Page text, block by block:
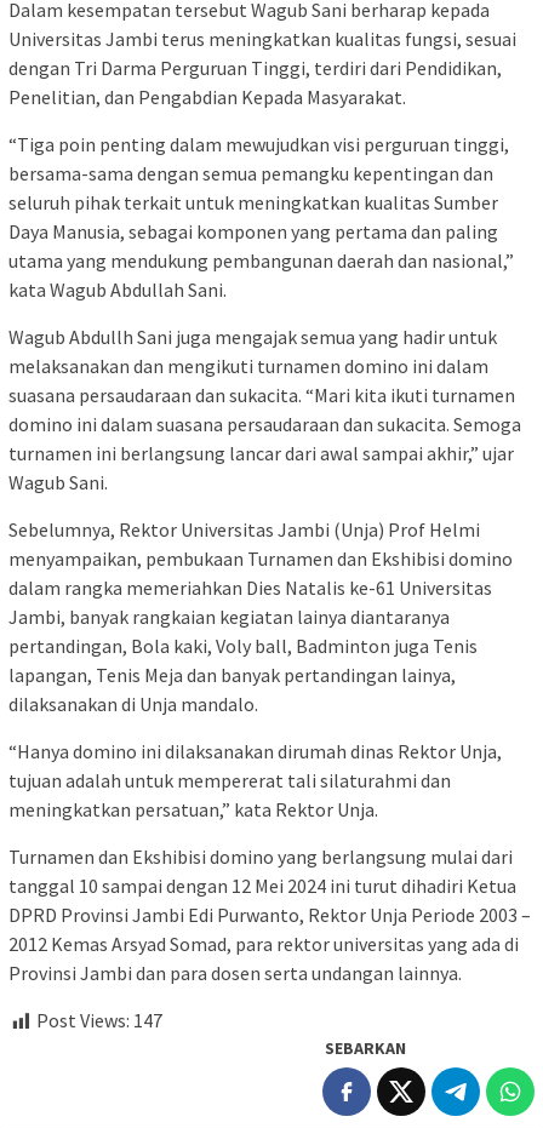
Dalam kesempatan tersebut Wagub Sani berharap kepada
Universitas Jambi terus meningkatkan kualitas fungsi, sesuai
dengan Tri Darma Perguruan Tinggi, terdiri dari Pendidikan,
Penelitian, dan Pengabdian Kepada Masyarakat.
“Tiga poin penting dalam mewujudkan visi perguruan tinggi,
bersama-sama dengan semua pemangku kepentingan dan
seluruh pihak terkait untuk meningkatkan kualitas Sumber
Daya Manusia, sebagai komponen yang pertama dan paling
utama yang mendukung pembangunan daerah dan nasional,”
kata Wagub Abdullah Sani.
Wagub Abdullh Sani juga mengajak semua yang hadir untuk
melaksanakan dan mengikuti turnamen domino ini dalam
suasana persaudaraan dan sukacita. “Mari kita ikuti turnamen
domino ini dalam suasana persaudaraan dan sukacita. Semoga
turnamen ini berlangsung lancar dari awal sampai akhir,” ujar
Wagub Sani.
Sebelumnya, Rektor Universitas Jambi (Unja) Prof Helmi
menyampaikan, pembukaan Turnamen dan Ekshibisi domino
dalam rangka memeriahkan Dies Natalis ke-61 Universitas
Jambi, banyak rangkaian kegiatan lainya diantaranya
pertandingan, Bola kaki, Voly ball, Badminton juga Tenis
lapangan, Tenis Meja dan banyak pertandingan lainya,
dilaksanakan di Unja mandalo.
“Hanya domino ini dilaksanakan dirumah dinas Rektor Unja,
tujuan adalah untuk mempererat tali silaturahmi dan
meningkatkan persatuan,” kata Rektor Unja.
Turnamen dan Ekshibisi domino yang berlangsung mulai dari
tanggal 10 sampai dengan 12 Mei 2024 ini turut dihadiri Ketua
DPRD Provinsi Jambi Edi Purwanto, Rektor Unja Periode 2003 –
2012 Kemas Arsyad Somad, para rektor universitas yang ada di
Provinsi Jambi dan para dosen serta undangan lainnya.
Post Views: 147
SEBARKAN